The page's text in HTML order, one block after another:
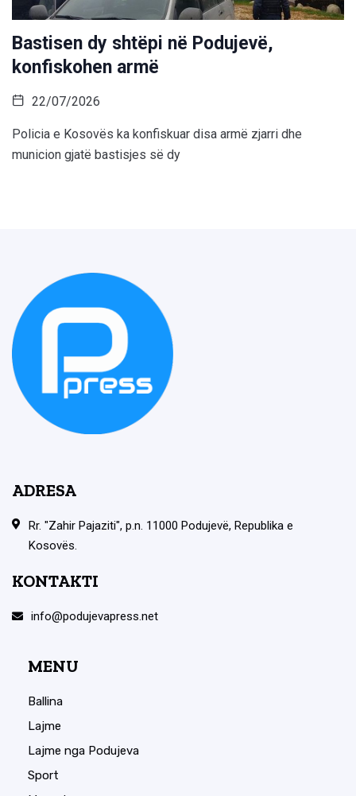
Bastisen dy shtëpi në Podujevë,
konfiskohen armë
22/07/2026
Policia e Kosovës ka konfiskuar disa armë zjarri dhe
municion gjatë bastisjes së dy
ADRESA
Rr. "Zahir Pajaziti", p.n. 11000 Podujevë, Republika e
Kosovës.
KONTAKTI
info@podujevapress.net
MENU
Ballina
Lajme
Lajme nga Podujeva
Sport